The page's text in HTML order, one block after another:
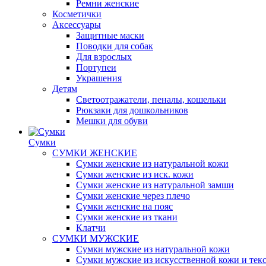
Ремни женские
Косметички
Аксессуары
Защитные маски
Поводки для собак
Для взрослых
Портупеи
Украшения
Детям
Светоотражатели, пеналы, кошельки
Рюкзаки для дошкольников
Мешки для обуви
Сумки
СУМКИ ЖЕНСКИЕ
Сумки женские из натуральной кожи
Сумки женские из иск. кожи
Сумки женские из натуральной замши
Сумки женские через плечо
Сумки женские на пояс
Сумки женские из ткани
Клатчи
СУМКИ МУЖСКИЕ
Сумки мужские из натуральной кожи
Сумки мужские из искусственной кожи и